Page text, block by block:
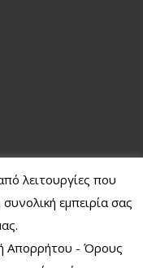
λειτουργίες που
εμπειρία σας
Απορρήτου - Όρους